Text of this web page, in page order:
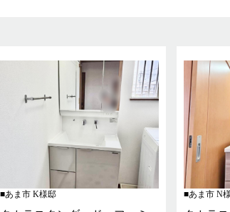
あま市 K様邸 あま市 N